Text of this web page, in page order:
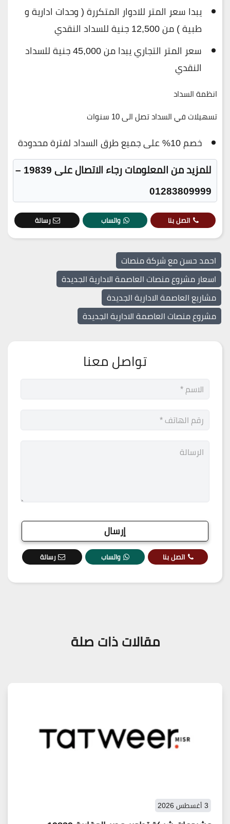
يبدا سعر المتر للادوار المتكررة ( وحدات ادارية و
طبية ) من 12,500 جنية للسداد النقدي
سعر المتر التجاري يبدا من 45,000 جنية للسداد
النقدي
انظمة السداد
تسهيلات في السداد تصل الى 10 سنوات
خصم 10% على جميع طرق السداد لفترة محدودة
للمزيد من المعلومات رجاء الاتصال على 19839 –
01283809999
اتصل بنا واتساب رسالة
احمد حسن مع شركة منصات
اسعار مشروع منصات العاصمة الادارية الجديدة
مشاريع العاصمة الادارية الجديدة
مشروع منصات العاصمة الادارية الجديدة
تواصل معنا
اتصل بنا واتساب رسالة
مقالات ذات صلة
3 أغسطس 2026